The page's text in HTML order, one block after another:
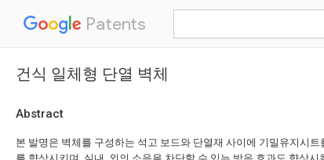
Patents
건식 일체형 단열 벽체
Abstract
본 발명은 벽체를 구성하는 석고 보드와 단열재 사이에 기밀유지시